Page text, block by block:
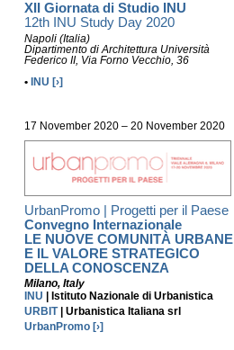
XII Giornata di Studio INU
12th INU Study Day 2020
Napoli (Italia)
Dipartimento di Architettura Università
Federico II, Via Forno Vecchio, 36
•
INU [›]
17 November 2020 – 20 November 2020
UrbanPromo | Progetti per il Paese
Convegno Internazionale
LE NUOVE COMUNITÀ URBANE
E IL VALORE STRATEGICO
DELLA CONOSCENZA
Milano, Italy
INU | Istituto Nazionale di Urbanistica
URBIT | Urbanistica Italiana srl
UrbanPromo [›]